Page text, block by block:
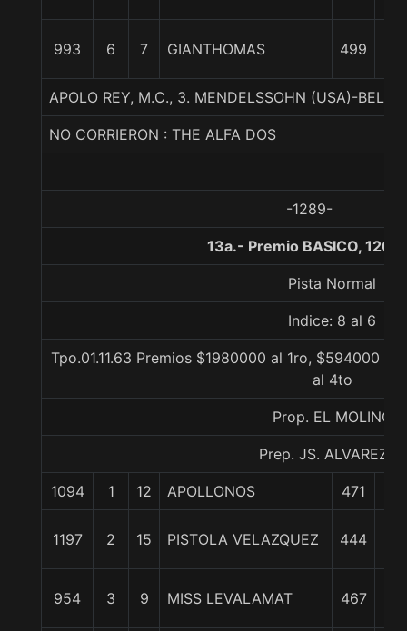
993 6 7 GIANTHOMAS 499
APOLO REY, M.C., 3. MENDELSSOHN (USA)-
NO CORRIERON : THE ALFA DOS
-1289-
13a.- Premio BASICO,
Pista Normal
Indice: 8 al 6
Tpo.01.11.63 Premios $1980000 al 1ro, $594000
al 4to
Prop. EL MOLINO
Prep. JS. ALVAREZ D.
1094 1 12 APOLLONOS 471
1197 2 15 PISTOLA VELAZQUEZ 444
954 3 9 MISS LEVALAMAT 467